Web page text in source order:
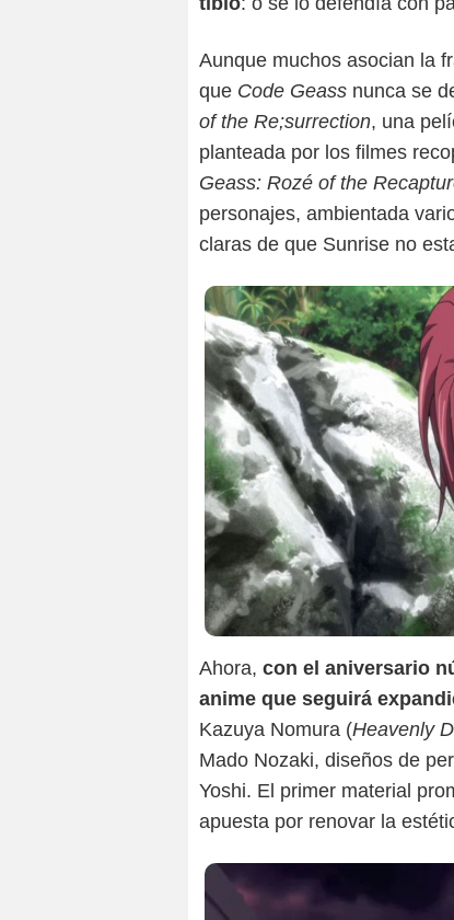
Aunque muchos asocian la
que Code Geass nunca se
of the Re;surrection, una
planteada por los filmes
Geass: Rozé of the
personajes, ambientada
claras de que Sunrise no
Ahora, con el aniversario
anime que seguirá
Kazuya Nomura (Heavenly
Mado Nozaki, diseños de
Yoshi. El primer material
apuesta por renovar la